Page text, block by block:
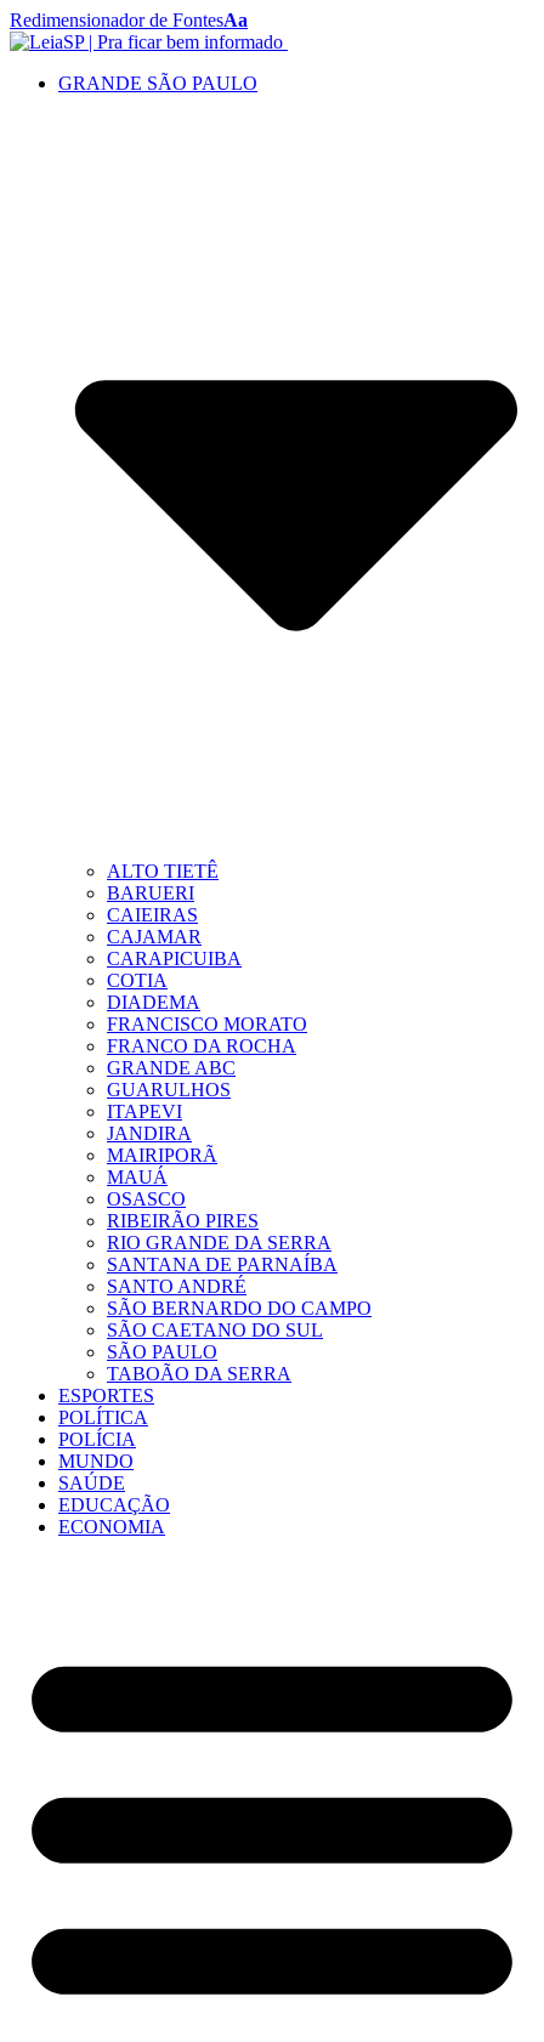
Redimensionador de FontesAa
GRANDE SÃO PAULO
ALTO TIETÊ
BARUERI
CAIEIRAS
CAJAMAR
CARAPICUIBA
COTIA
DIADEMA
FRANCISCO MORATO
FRANCO DA ROCHA
GRANDE ABC
GUARULHOS
ITAPEVI
JANDIRA
MAIRIPORÃ
MAUÁ
OSASCO
RIBEIRÃO PIRES
RIO GRANDE DA SERRA
SANTANA DE PARNAÍBA
SANTO ANDRÉ
SÃO BERNARDO DO CAMPO
SÃO CAETANO DO SUL
SÃO PAULO
TABOÃO DA SERRA
ESPORTES
POLÍTICA
POLÍCIA
MUNDO
SAÚDE
EDUCAÇÃO
ECONOMIA